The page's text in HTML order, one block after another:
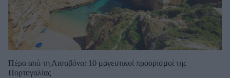
Πέρα από τη Λισαβόνα: 10 μαγευτικοί προορισμοί της
Πορτογαλίας